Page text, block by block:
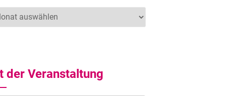
der Veranstaltung